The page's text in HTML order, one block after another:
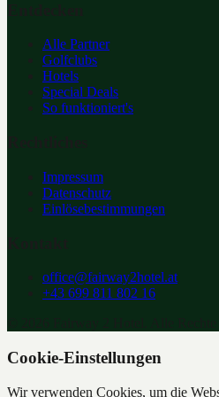
Alle Partner
Golfclubs
Hotels
Special Deals
So funktioniert's
Impressum
Datenschutz
Einlösebestimmungen
office@fairway2hotel.at
+43 699 811 802 16
Cookie-Einstellungen
Wir verwenden Cookies, um die